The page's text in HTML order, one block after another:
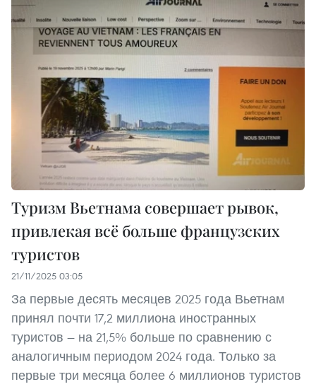
Туризм Вьетнама совершает рывок,
привлекая всё больше французских
туристов
21/11/2025 03:05
За первые десять месяцев 2025 года Вьетнам
принял почти 17,2 миллиона иностранных
туристов — на 21,5% больше по сравнению с
аналогичным периодом 2024 года. Только за
первые три месяца более 6 миллионов туристов